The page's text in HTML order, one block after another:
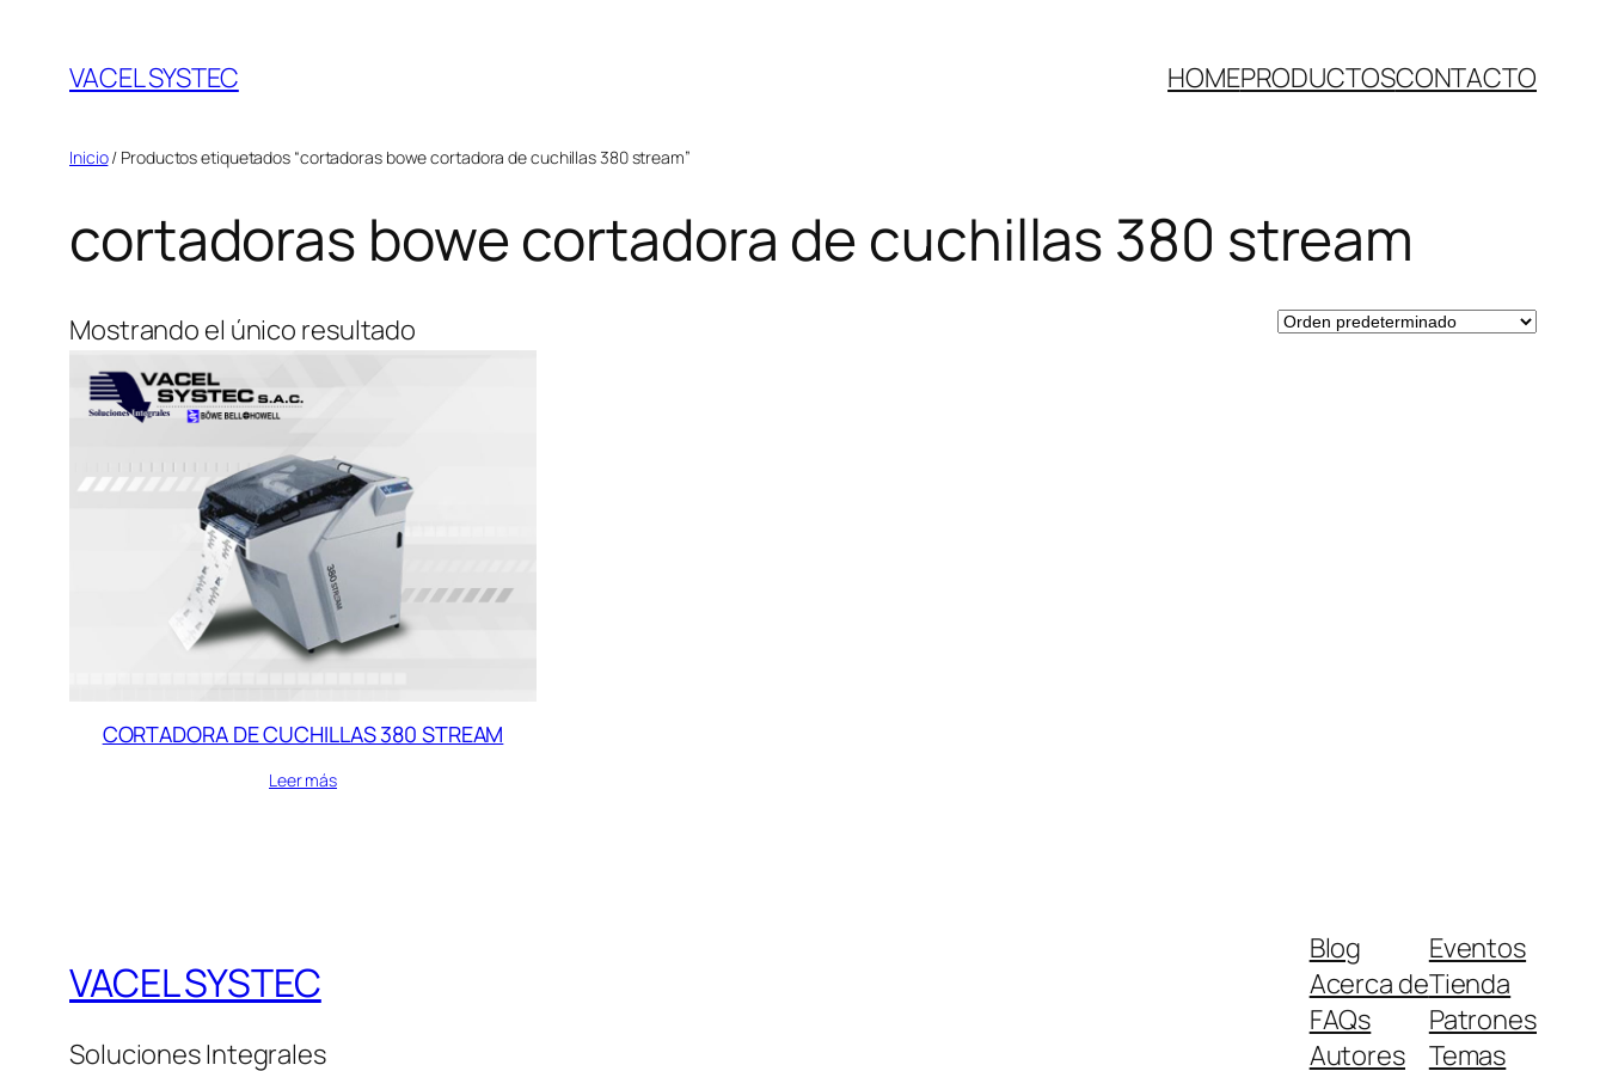
contenido
VACEL SYSTEC HOMEPRODUCTOSCONTACTO
Inicio/ Productos etiquetados “cortadoras bowe cortadora de cuchillas 380 stream”
cortadoras bowe cortadora de cuchillas 380 stream
Mostrando el único resultado
CORTADORA DE CUCHILLAS 380 STREAM
Leer más
VACEL SYSTEC
Soluciones Integrales
Blog
Acerca de
FAQs
Autores
Eventos
Tienda
Patrones
Temas